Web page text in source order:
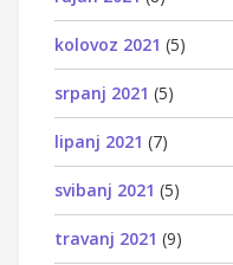
kolovoz 2021 (5)
srpanj 2021 (5)
lipanj 2021 (7)
svibanj 2021 (5)
travanj 2021 (9)